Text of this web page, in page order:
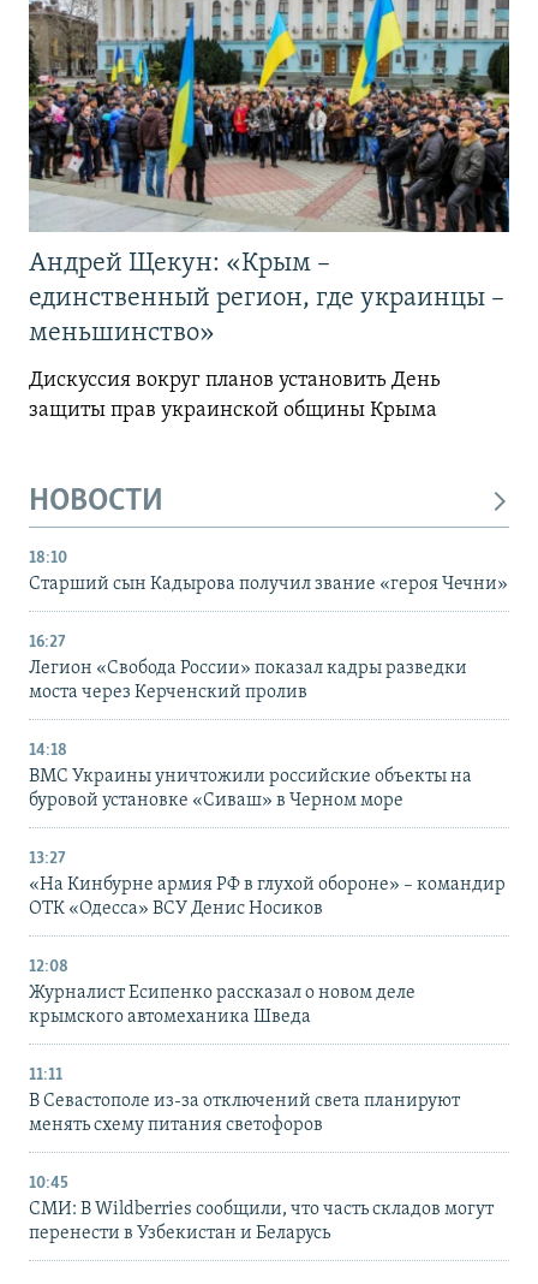
Андрей Щекун: «Крым –
единственный регион, где украинцы –
меньшинство»
Дискуссия вокруг планов установить День
защиты прав украинской общины Крыма
НОВОСТИ
18:10
Старший сын Кадырова получил звание «героя Чечни»
16:27
Легион «Свобода России» показал кадры разведки
моста через Керченский пролив
14:18
ВМС Украины уничтожили российские объекты на
буровой установке «Сиваш» в Черном море
13:27
«На Кинбурне армия РФ в глухой обороне» – командир
ОТК «Одесса» ВСУ Денис Носиков
12:08
Журналист Есипенко рассказал о новом деле
крымского автомеханика Шведа
11:11
В Севастополе из-за отключений света планируют
менять схему питания светофоров
10:45
СМИ: В Wildberries сообщили, что часть складов могут
перенести в Узбекистан и Беларусь